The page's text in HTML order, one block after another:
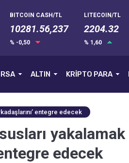
BITCOIN CASH/TL
10281.56,237
% -0,50
LITECOIN/TL
2204.32
% 1,60
ALTIN KRİPTO PARA
entegre edecek
edecek